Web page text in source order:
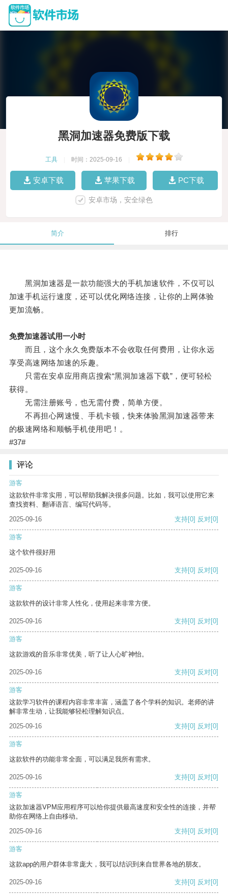
黑洞加速器免费版下载
工具 时间：2025-09-16
安卓下载 苹果下载 PC下载
安卓市场，安全绿色
简介 排行
黑洞加速器是一款功能强大的手机加速软件，不仅可以
加速手机运行速度，还可以优化网络连接，让你的上网体验
更加流畅。
免费加速器试用一小时
而且，这个永久免费版本不会收取任何费用，让你永远
享受高速网络加速的乐趣。
只需在安卓应用商店搜索“黑洞加速器下载”，便可轻松
获得。
无需注册账号，也无需付费，简单方便。
不再担心网速慢、手机卡顿，快来体验黑洞加速器带来
的极速网络和顺畅手机使用吧！。
#37#
评论
游客
这款软件非常实用，可以帮助我解决很多问题。比如，我可以使用它来
查找资料、翻译语言、编写代码等。
2025-09-16
支持[0] 反对[0]
游客
这个软件很好用
2025-09-16 支持[0] 反对[0]
游客
这款软件的设计非常人性化，使用起来非常方便。
2025-09-16 支持[0] 反对[0]
游客
这款游戏的音乐非常优美，听了让人心旷神怡。
2025-09-16 支持[0] 反对[0]
游客
这款学习软件的课程内容非常丰富，涵盖了各个学科的知识。老师的讲
解非常生动，让我能够轻松理解知识点。
2025-09-16
支持[0] 反对[0]
游客
这款软件的功能非常全面，可以满足我所有需求。
2025-09-16 支持[0] 反对[0]
游客
这款加速器VPM应用程序可以给你提供最高速度和安全性的连接，并帮
助你在网络上自由移动。
2025-09-16
支持[0] 反对[0]
游客
这款app的用户群体非常庞大，我可以结识到来自世界各地的朋友。
2025-09-16 支持[0] 反对[0]